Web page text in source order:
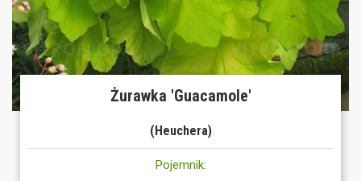
Żurawka 'Guacamole'
(Heuchera)
Pojemnik: